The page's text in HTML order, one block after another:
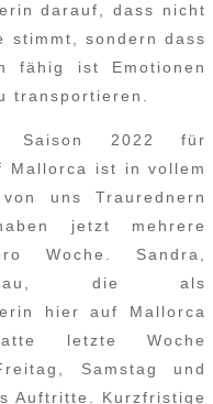
darauf, dass nicht
stimmt, sondern dass
fähig ist Emotionen
transportieren.
Saison 2022 für
Mallorca ist in vollem
uns Traurednern
jetzt mehrere
Woche. Sandra,
die als
hier auf Mallorca
letzte Woche
Samstag und
Auftritte. Kurzfristige